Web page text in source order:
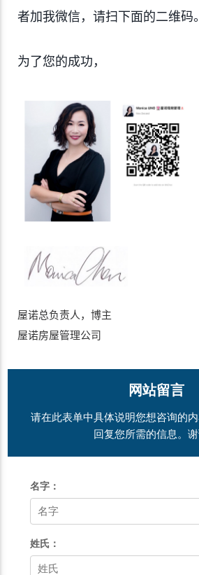
者加我微信，请扫下面的二维码。
为了您的成功，
屋诺总负责人，博主
屋诺房屋管理公司